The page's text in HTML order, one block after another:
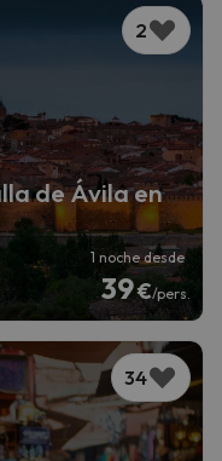
2
de Ávila en
1 noche desde
39€/pers.
34